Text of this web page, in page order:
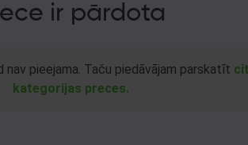
ir pārdota
pieejama. Taču piedāvājam parskatīt
kategorijas preces.